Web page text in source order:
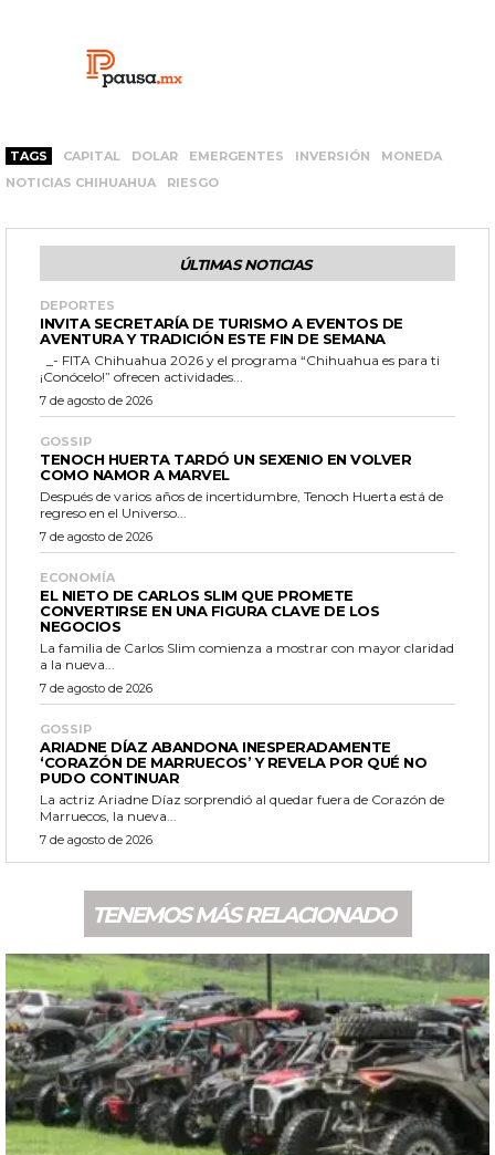
TAGS CAPITAL DOLAR EMERGENTES INVERSIÓN
MONEDA
NOTICIAS CHIHUAHUA
RIESGO
ÚLTIMAS NOTICIAS
DEPORTES
INVITA SECRETARÍA DE TURISMO A EVENTOS DE
AVENTURA Y TRADICIÓN ESTE FIN DE SEMANA
¡Conócelo!” ofrecen actividades...
7 de agosto de 2026
GOSSIP
TENOCH HUERTA TARDÓ UN SEXENIO EN VOLVER
COMO NAMOR A MARVEL
Después de varios años de incertidumbre, Tenoch Huerta está de
regreso en el Universo...
7 de agosto de 2026
ECONOMÍA
EL NIETO DE CARLOS SLIM QUE PROMETE
CONVERTIRSE EN UNA FIGURA CLAVE DE LOS
NEGOCIOS
La familia de Carlos Slim comienza a mostrar con mayor claridad
a la nueva...
7 de agosto de 2026
GOSSIP
ARIADNE DÍAZ ABANDONA INESPERADAMENTE
‘CORAZÓN DE MARRUECOS’ Y REVELA POR QUÉ NO
PUDO CONTINUAR
La actriz Ariadne Díaz sorprendió al quedar fuera de Corazón de
Marruecos, la nueva...
7 de agosto de 2026
TENEMOS MÁS RELACIONADO